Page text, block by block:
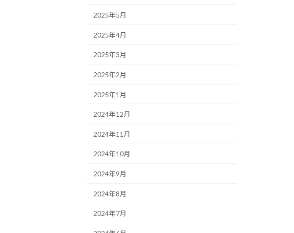
2025年5月
2025年4月
2025年3月
2025年2月
2025年1月
2024年12月
2024年11月
2024年10月
2024年9月
2024年8月
2024年7月